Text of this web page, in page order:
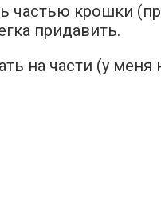
частью крошки
придавить.
на части (у меня